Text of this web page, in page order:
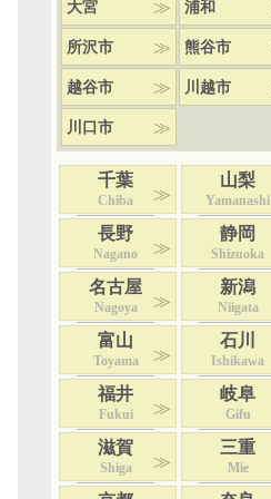
大宮 浦和
所沢市 熊谷市
越谷市 川越市
川口市
千葉
Chiba
山梨
Yamanashi
長野
Nagano
静岡
Shizuoka
名古屋
Nagoya
新潟
Niigata
富山
Toyama
石川
Ishikawa
福井
Fukui
岐阜
Gifu
滋賀
Shiga
三重
Mie